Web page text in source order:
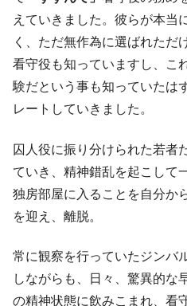
えていきました。彼らが本当
く、ただ無作為に選ばれただ
看守役も知っていますし、こ
験だという事も知っていたは
レートしていきました。
囚人役に振り分けられた若者
ていき、精神錯乱を起こして
独房部屋に入ることを自分か
を迎え、離脱。
常に観察を行っていたジンバ
しながらも、日々、驚異的な
の精神状態に飲みこまれ、看